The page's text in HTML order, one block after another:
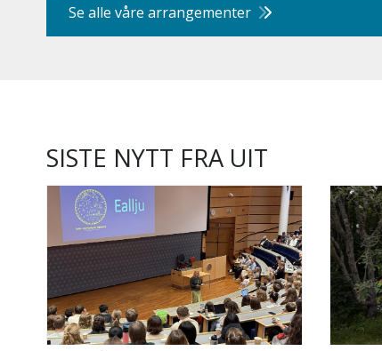
Se alle våre arrangementer
SISTE NYTT FRA UIT